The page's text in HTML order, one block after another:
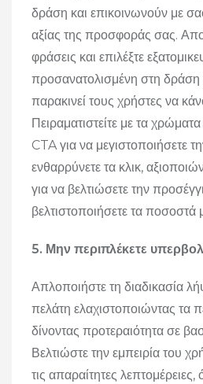
δράση και επικοινωνούν με
αξίας της προσφοράς σας.
φράσεις και επιλέξτε
προσανατολισμένη στη
παρακινεί τους χρήστες να
Πειραματιστείτε με τα
CTA για να μεγιστοποιήσετε
ενθαρρύνετε τα κλικ,
για να βελτιώσετε την
βελτιστοποιήσετε τα ποσοστά
5. Μην περιπλέκετε
Απλοποιήστε τη διαδικασία
πελάτη ελαχιστοποιώντας τα
δίνοντας προτεραιότητα σε
Βελτιώστε την εμπειρία του
τις απαραίτητες